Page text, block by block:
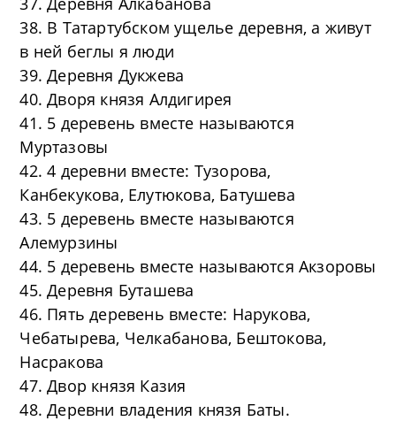
38. В Татартубском ущелье деревня, а живут
в ней беглы я люди
39. Деревня Дукжева
40. Дворя князя Алдигирея
41. 5 деревень вместе называются
Муртазовы
42. 4 деревни вместе: Тузорова,
Канбекукова, Елутюкова, Батушева
43. 5 деревень вместе называются
Алемурзины
44. 5 деревень вместе называются Акзоровы
45. Деревня Буташева
46. Пять деревень вместе: Нарукова,
Чебатырева, Челкабанова, Бештокова,
Насракова
47. Двор князя Казия
48. Деревни владения князя Баты.